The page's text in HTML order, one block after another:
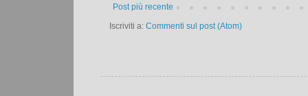
Post più recente
Iscriviti a: Commenti sul post (Atom)